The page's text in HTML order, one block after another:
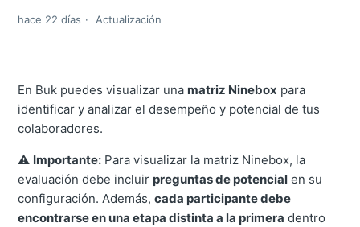
hace 22 días Actualización
En Buk puedes visualizar una matriz Ninebox para
identificar y analizar el desempeño y potencial de tus
colaboradores.
⚠️ Importante: Para visualizar la matriz Ninebox, la
evaluación debe incluir preguntas de potencial en su
configuración. Además,cada participante debe
encontrarse en una etapa distinta a la primera dentro